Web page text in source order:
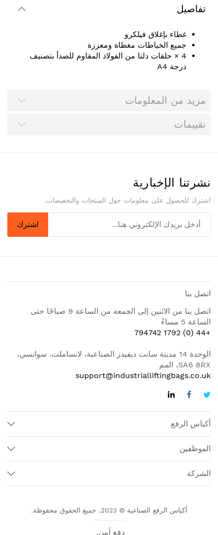
تفاصيل
غطاء بإغلاق فيلكرو
جميع الخياطات مغطاة ومعززة
4 × حلقات دلتا من الفولاذ المقاوم للصدأ بتصنيف
درجة A4
مزيد من المعلومات
تقييمات
نشرتنا الإخبارية
اشترك للحصول على معلومات حول المنتجات والتخفيضات.
اشترك
اتصل بنا
اتصل بنا من الاثنين إلى الجمعة من الساعة 9 صباحًا حتى
الساعة 5 مساءً
+44 (0) 1792 794742
الوحدة 14 مدينة سانت ديفيدز الصناعية، لانساملت، سوانسي،
SA6 8RX، المم
support@industrialliftingbags.co.uk
أكياس الرفع
الموظفين
الشركة
أكياس الرفع الصناعية © 2023. جميع الحقوق محفوظة.
دفع آمن.